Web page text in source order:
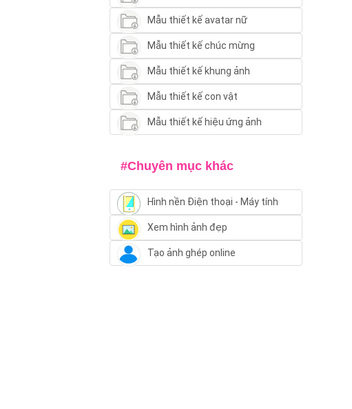
Mẫu thiết kế avatar nữ
Mẫu thiết kế chúc mừng
Mẫu thiết kế khung ảnh
Mẫu thiết kế con vật
Mẫu thiết kế hiệu ứng ảnh
#Chuyên mục khác
Hình nền Điện thoại - Máy tính
Xem hình ảnh đẹp
Tạo ảnh ghép online